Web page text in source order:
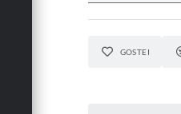
GOSTEI